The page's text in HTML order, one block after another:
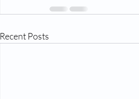
Recent Posts